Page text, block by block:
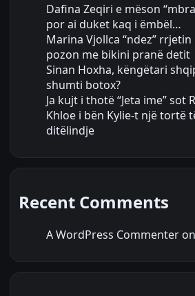
Dafina Zeqiri e mëson
por ai duket kaq i ëmbël…
Marina Vjollca “ndez”
pozon me bikini pranë detit
Sinan Hoxha, këngëtari
shumti botox?
Ja kujt i thotë “Jeta ime” sot
Khloe i bën Kylie-t një tortë
ditëlindje
Recent Comments
A WordPress Commenter on